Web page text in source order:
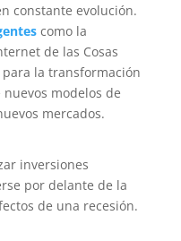
constante evolución.
como la
de las Cosas
la transformación
modelos de
mercados.
inversiones
por delante de la
de una recesión.